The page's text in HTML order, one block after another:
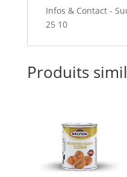
Infos & Contact -
25 10
Produits